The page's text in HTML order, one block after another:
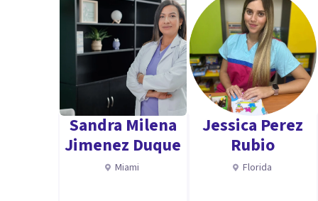
Sandra Milena
Jimenez Duque
Miami
Jessica Perez
Rubio
Florida